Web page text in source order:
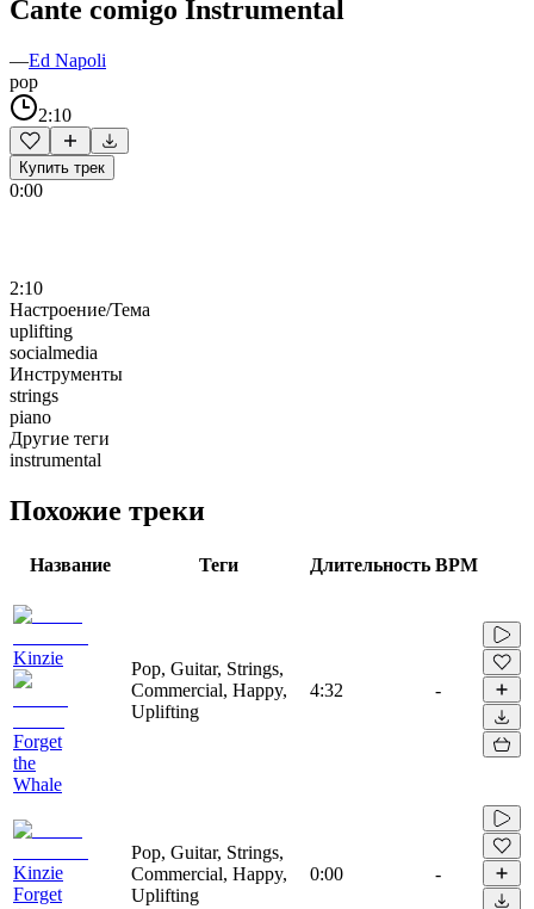
Cante comigo Instrumental
—Ed Napoli
pop
2:10
Купить трек
0:00
2:10
Настроение/Тема
uplifting
socialmedia
Инструменты
strings
piano
Другие теги
instrumental
Похожие треки
Название Теги Длительность BPM
Kinzie
Forget
the
Whale
Pop, Guitar, Strings,
Commercial, Happy,
Uplifting
4:32 -
Kinzie
Forget
Pop, Guitar, Strings,
Commercial, Happy,
Uplifting
0:00 -